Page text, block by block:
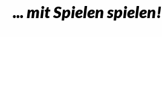
... mit Spielen spielen!